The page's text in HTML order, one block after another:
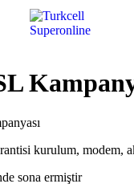
kurulum, modem,
sona ermiştir